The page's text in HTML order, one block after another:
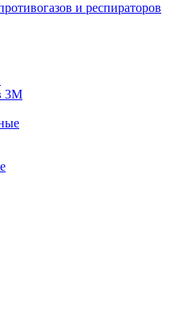
и респираторов
3М